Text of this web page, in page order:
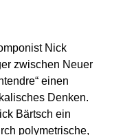
Nick
zwischen Neuer
einen
Denken.
Bärtsch ein
polymetrische,